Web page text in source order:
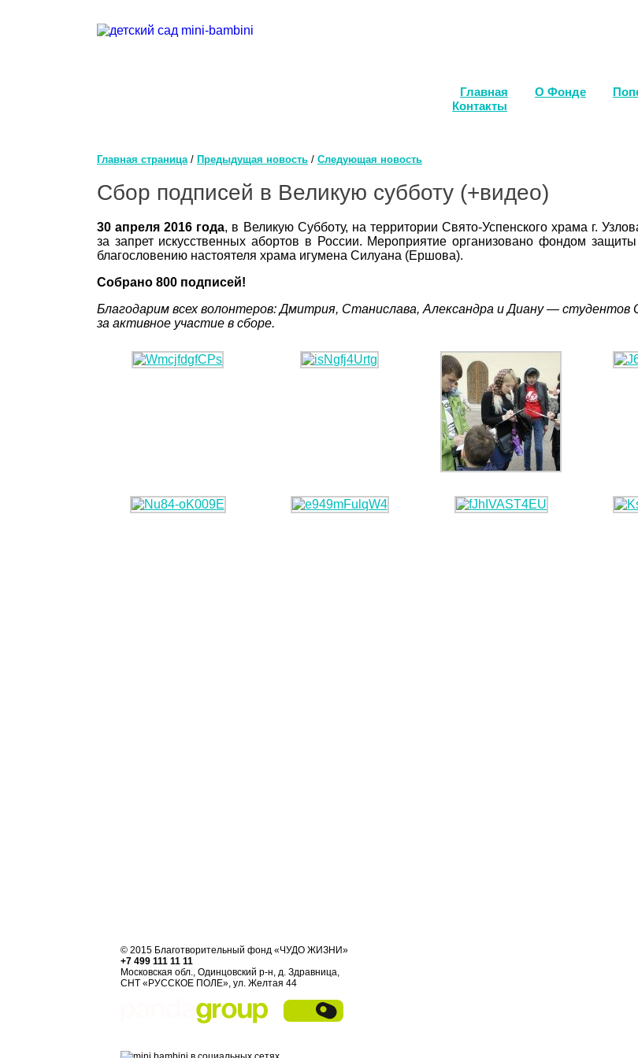
Главная О Фонде
Контакты
Главная страница/ Предыдущая новость / Следующая новость
Сбор подписей в Великую субботу (+видео)
30 апреля 2016 года, в Великую Субботу, на территории Свято-Успенского храма г.
за запрет искусственных абортов в России. Мероприятие организовано фондом
благословению настоятеля храма игумена Силуана (Ершова).
Собрано 800 подписей!
Благодарим всех волонтеров: Дмитрия, Станислава, Александра и Диану — студентов
за активное участие в сборе.
© 2015 Благотворительный фонд «ЧУДО ЖИЗНИ»
+7 499 111 11 11
Московская обл., Одинцовский р-н, д. Здравница,
СНТ «РУССКОЕ ПОЛЕ», ул. Желтая 44